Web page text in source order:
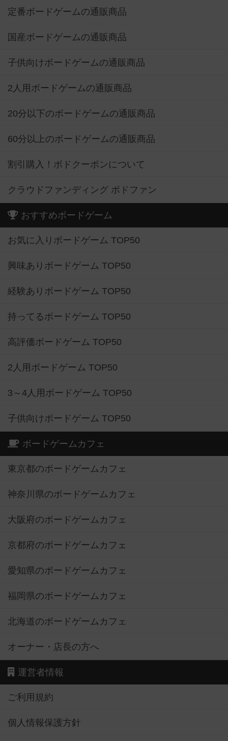
定番ボードゲームの通販商品
国産ボードゲームの通販商品
子供向けボードゲームの通販商品
2人用ボードゲームの通販商品
20分以下のボードゲームの通販商品
60分以上のボードゲームの通販商品
割引購入！ボドクーポンについて
クラウドファンディング ボドファン
おすすめボードゲーム
お気に入りボードゲーム TOP50
興味ありボードゲーム TOP50
経験ありボードゲーム TOP50
持ってるボードゲーム TOP50
高評価ボードゲーム TOP50
2人用ボードゲーム TOP50
3～4人用ボードゲーム TOP50
子供向けボードゲーム TOP50
ボードゲームカフェ
東京都のボードゲームカフェ
神奈川県のボードゲームカフェ
大阪府のボードゲームカフェ
京都府のボードゲームカフェ
愛知県のボードゲームカフェ
福岡県のボードゲームカフェ
北海道のボードゲームカフェ
オーナー・店長の方へ
運営者情報
ご利用規約
個人情報保護方針